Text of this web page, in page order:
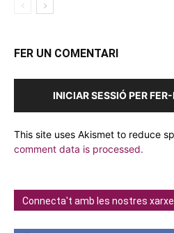
FER UN COMENTARI
INICIAR SESSIÓ PER
This site uses Akismet to reduce
comment data is processed.
Connecta't amb les nostres